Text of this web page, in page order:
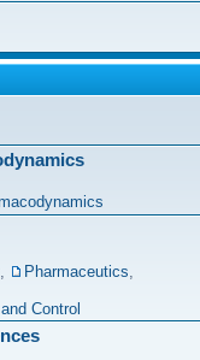
, Pharmaceutics,
Control